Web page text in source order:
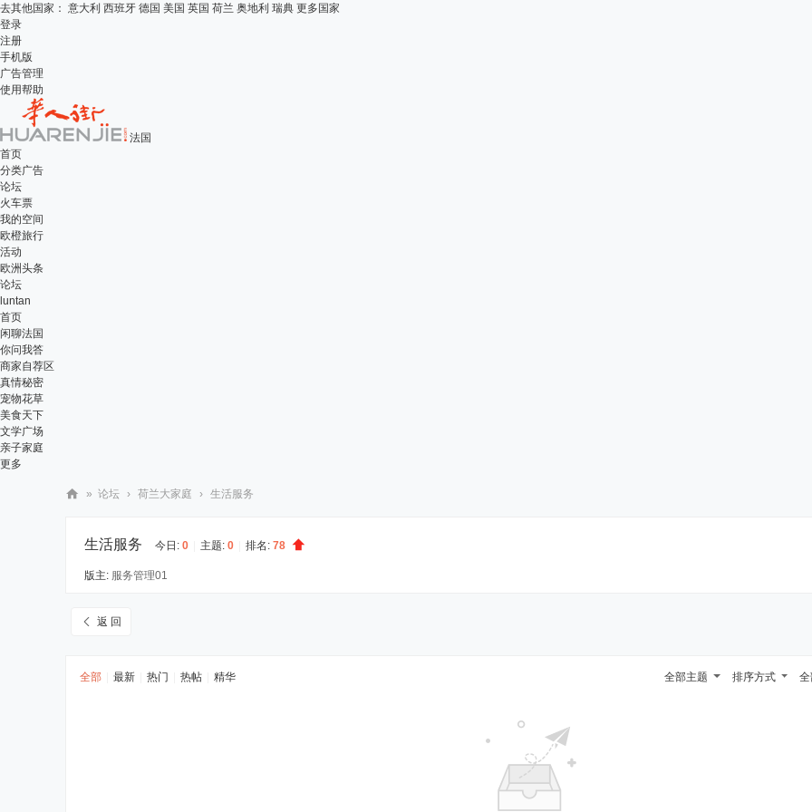
去其他国家： 意大利 西班牙 德国 美国 英国 荷兰 奥地利 瑞典 更多国家
登录
注册
手机版
广告管理
使用帮助
法国
首页
分类广告
论坛
火车票
我的空间
欧橙旅行
活动
欧洲头条
论坛
luntan
首页
闲聊法国
你问我答
商家自荐区
真情秘密
宠物花草
美食天下
文学广场
亲子家庭
更多
» 论坛 › 荷兰大家庭 › 生活服务
生活服务 今日: 0 主题: 0 排名: 78
版主: 服务管理01
返 回
排序方式
全部主题
全部 最新 热门 热帖 精华